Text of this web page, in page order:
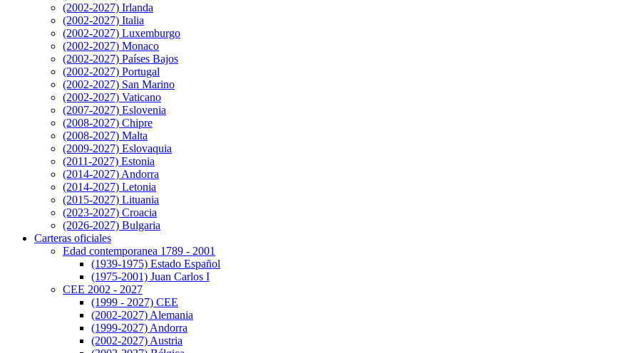
(2002-2027) Irlanda
(2002-2027) Italia
(2002-2027) Luxemburgo
(2002-2027) Monaco
(2002-2027) Países Bajos
(2002-2027) Portugal
(2002-2027) San Marino
(2002-2027) Vaticano
(2007-2027) Eslovenia
(2008-2027) Chipre
(2008-2027) Malta
(2009-2027) Eslovaquia
(2011-2027) Estonia
(2014-2027) Andorra
(2014-2027) Letonia
(2015-2027) Lituania
(2023-2027) Croacia
(2026-2027) Bulgaria
Carteras oficiales
Edad contemporanea 1789 - 2001
(1939-1975) Estado Español
(1975-2001) Juan Carlos I
CEE 2002 - 2027
(1999 - 2027) CEE
(2002-2027) Alemania
(1999-2027) Andorra
(2002-2027) Austria